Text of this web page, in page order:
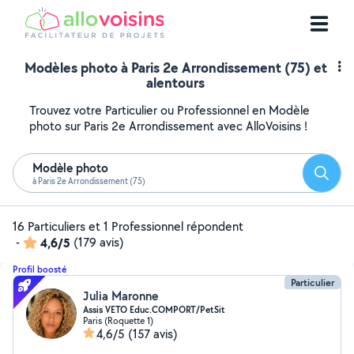
Modèles photo à Paris 2e Arrondissement (75) et
alentours
Trouvez votre Particulier ou Professionnel en Modèle
photo sur Paris 2e Arrondissement avec AlloVoisins !
Modèle photo
à Paris 2e Arrondissement (75)
16 Particuliers et 1 Professionnel répondent
-
4,6/5 (179 avis)
Profil boosté
Particulier
Julia Maronne
Assis VETO Educ.COMPORT/PetSit
Paris (Roquette 1)
4,6/5 (157 avis)